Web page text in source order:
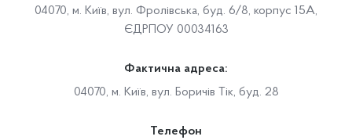
04070, м. Київ, вул. Фролівська, буд. 6/8, корпус 15А,
ЄДРПОУ 00034163
Фактична адреса:
04070, м. Київ, вул. Боричів Тік, буд. 28
Телефон